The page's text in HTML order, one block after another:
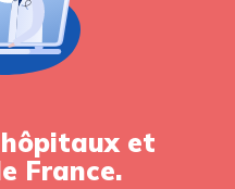
et
France.